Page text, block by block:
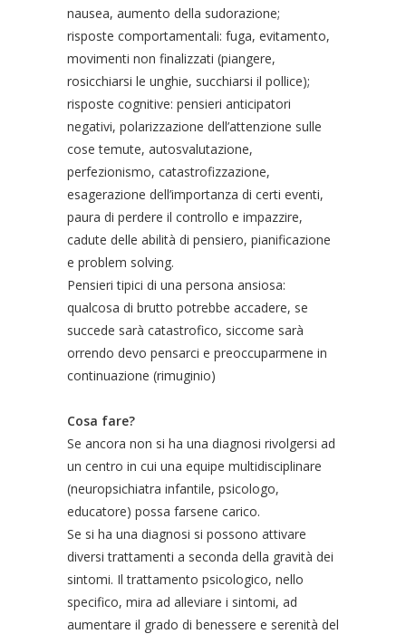
nausea, aumento della sudorazione;
risposte comportamentali: fuga, evitamento,
movimenti non finalizzati (piangere,
rosicchiarsi le unghie, succhiarsi il pollice);
risposte cognitive: pensieri anticipatori
negativi, polarizzazione dell’attenzione sulle
cose temute, autosvalutazione,
perfezionismo, catastrofizzazione,
esagerazione dell’importanza di certi eventi,
paura di perdere il controllo e impazzire,
cadute delle abilità di pensiero, pianificazione
e problem solving.
Pensieri tipici di una persona ansiosa:
qualcosa di brutto potrebbe accadere, se
succede sarà catastrofico, siccome sarà
orrendo devo pensarci e preoccuparmene in
continuazione (rimuginio)
Cosa fare?
Se ancora non si ha una diagnosi rivolgersi ad
un centro in cui una equipe multidisciplinare
(neuropsichiatra infantile, psicologo,
educatore) possa farsene carico.
Se si ha una diagnosi si possono attivare
diversi trattamenti a seconda della gravità dei
sintomi. Il trattamento psicologico, nello
specifico, mira ad alleviare i sintomi, ad
aumentare il grado di benessere e serenità del